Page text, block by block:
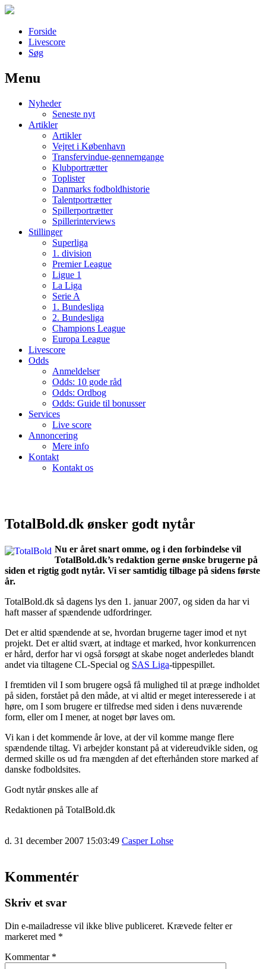
Forside
Livescore
Søg
Наши партнеры
лучшие займы
Menu
Nyheder
Seneste nyt
Artikler
Artikler
Vejret i København
Transfervindue-gennemgange
Klubportrætter
Toplister
Danmarks fodboldhistorie
Talentportrætter
Spillerportrætter
Spillerinterviews
Stillinger
Superliga
1. division
Premier League
Ligue 1
La Liga
Serie A
1. Bundesliga
2. Bundesliga
Champions League
Europa League
Livescore
Odds
Anmeldelser
Odds: 10 gode råd
Odds: Ordbog
Odds: Guide til bonusser
Services
Live score
Annoncering
Mere info
Kontakt
Kontakt os
TotalBold.dk ønsker godt nytår
Nu er året snart omme, og i den forbindelse vil
TotalBold.dk’s redaktion gerne ønske brugerne på
siden et rigtig godt nytår. Vi ser samtidig tilbage på sidens første
år.
TotalBold.dk så dagens lys den 1. januar 2007, og siden da har vi
haft masser af spændende udfordringer.
Det er altid spændende at se, hvordan brugerne tager imod et nyt
projekt. Det er altid svært, at indtage et marked, hvor konkurrencen
er hård, derfor har vi også forsøgt at skabe noget anderledes blandt
andet via tiltagene CL-Special og SAS Liga-tippespillet.
I fremtiden vil I som brugere også få mulighed til at præge indholdet
på siden, forstået på den måde, at vi altid er meget interesserede i at
høre, om I som brugere er tilfredse med siden i dens nuværende
form, eller om I mener, at noget bør laves om.
Vi kan i det kommende år love, at der vil komme mange flere
spændende tiltag. Vi arbejder konstant på at videreudvikle siden, og
dermed skille os ud fra mængden af det efterhånden store marked af
danske fodboldsites.
Godt nytår ønskes alle af
Redaktionen på TotalBold.dk
d. 31 december 2007 15:03:49 Casper Lohse
Kommentér
Skriv et svar
Din e-mailadresse vil ikke blive publiceret. Krævede felter er
markeret med *
Kommentar *